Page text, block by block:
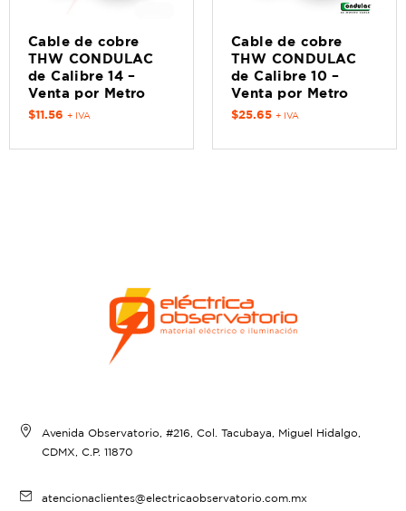
Cable de cobre
THW CONDULAC
de Calibre 14 –
Venta por Metro
$11.56 + IVA
Cable de cobre
THW CONDULAC
de Calibre 10 –
Venta por Metro
$25.65 + IVA
Avenida Observatorio, #216, Col. Tacubaya, Miguel Hidalgo,
CDMX, C.P. 11870
atencionaclientes@electricaobservatorio.com.mx